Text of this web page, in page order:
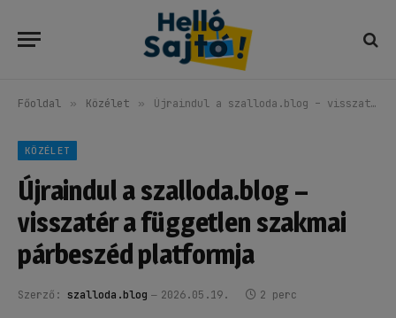
Főoldal » Közélet » Újraindul a szalloda.blog – visszatér a független szakmai párbeszéd platformja
KÖZÉLET
Újraindul a szalloda.blog –
visszatér a független szakmai
párbeszéd platformja
Szerző: szalloda.blog 2026.05.19. 2 perc